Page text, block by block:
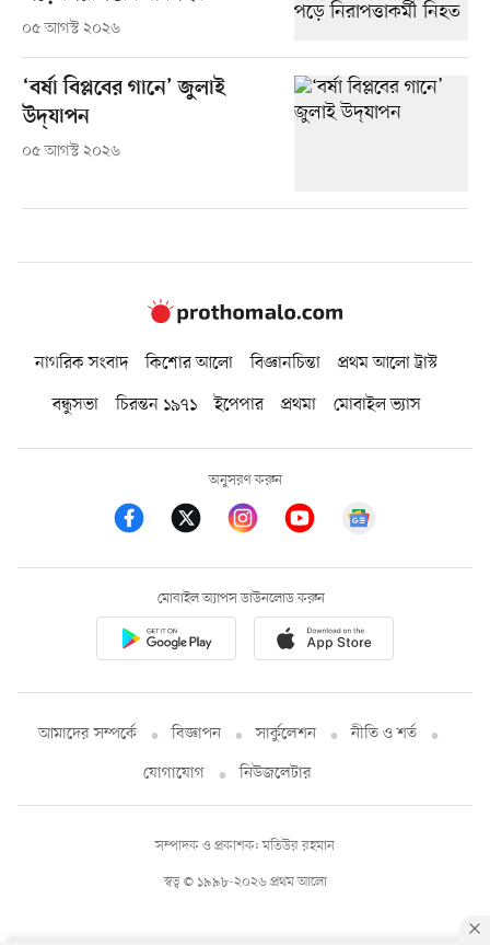
০৫ আগস্ট ২০২৬
‘বর্ষা বিপ্লবের গানে’ জুলাই
উদ্‌যাপন
০৫ আগস্ট ২০২৬
নাগরিক সংবাদ কিশোর আলো বিজ্ঞানচিন্তা
প্রথম আলো ট্রাস্ট
বন্ধুসভা
চিরন্তন ১৯৭১ ইপেপার প্রথমা মোবাইল ভ্যাস
অনুসরণ করুন
মোবাইল অ্যাপস ডাউনলোড করুন
আমাদের সম্পর্কে বিজ্ঞাপন সার্কুলেশন
নীতি ও শর্ত
যোগাযোগ
নিউজলেটার
স্বত্ব © ১৯৯৮-২০২৬ প্রথম আলো
সম্পাদক ও প্রকাশক: মতিউর রহমান